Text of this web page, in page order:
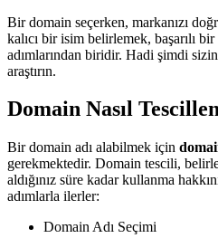
Bir domain seçerken, markanızı
kalıcı bir isim belirlemek, başarılı
adımlarından biridir. Hadi şimdi
araştırın.
Domain Nasıl
Bir domain adı alabilmek için
gerekmektedir. Domain tescili,
aldığınız süre kadar kullanma
adımlarla ilerler:
Domain Adı Seçimi